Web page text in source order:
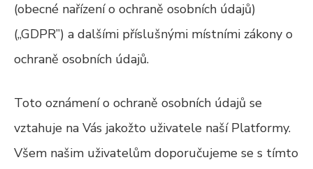
(obecné nařízení o ochraně osobních údajů)
(„GDPR”) a dalšími příslušnými místními zákony o
ochraně osobních údajů.
Toto oznámení o ochraně osobních údajů se
vztahuje na Vás jakožto uživatele naší Platformy.
Všem našim uživatelům doporučujeme se s tímto